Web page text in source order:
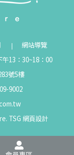
網站導覽
13：30~18：00
號5樓
9002
TSG 網頁設計